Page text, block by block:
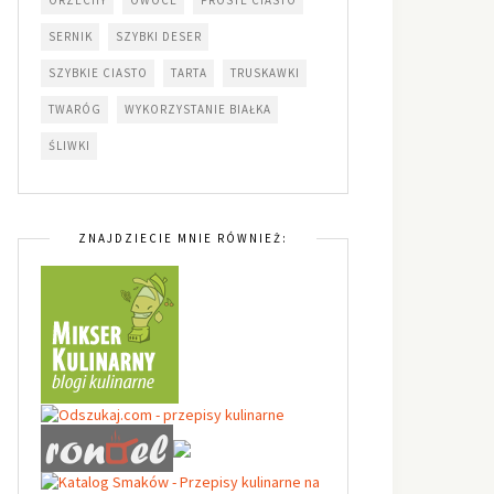
SERNIK SZYBKI DESER
SZYBKIE CIASTO TARTA TRUSKAWKI
TWARÓG WYKORZYSTANIE BIAŁKA
ŚLIWKI
ZNAJDZIECIE MNIE RÓWNIEŻ: